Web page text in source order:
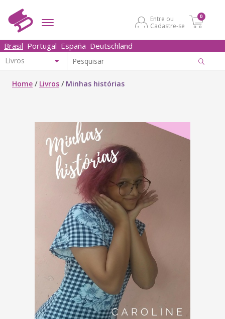
Entre ou
Cadastre-se
0
Brasil Portugal España Deutschland
Home / Livros / Minhas histórias